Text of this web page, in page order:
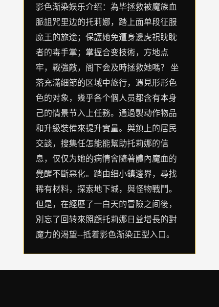
影色渐染娱乐介绍：為毕拯救被魔族血
脈詛咒里边的托莉娜，踏上面单段征服
魔王的旅途；保護她免遭身邊虎視眈眈
者的毒手掌；掌握合变技術，方地点
牢，戰強敵，阁下会及時拯救她嗎？ 坐
落充滿細節的区域中旅行，遇見形形色
色的对象，幾乎各个個人员都含有本身
己的情景节入上任務。通過製动作物品
和升級裝備來提升實量。與鎮上的居民
交談，搜集任怎能能幫助托莉娜的信
息，仅仅为她的病情會隨著體內魔血的
覺醒不斷惡化。踏由细小鎮邊界，尋找
稀有材料，探索地下城，與怪物戰鬥。
但是，在經歷了一白天的冒險之间後，
別忘了回转來照顧托莉娜日益增長的對
魔力的渴望--抵着影色渐染正型入口。